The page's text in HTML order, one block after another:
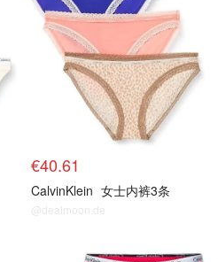
€40.61
CalvinKlein 女士内裤3条
@dealmoon.de